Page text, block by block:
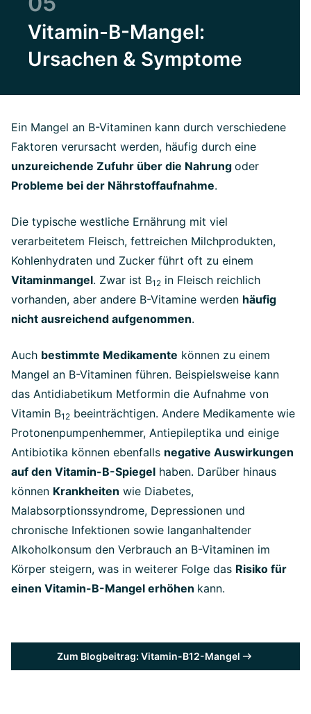
Vitamin-B-Mangel:
Ursachen & Symptome
Ein Mangel an B-Vitaminen kann durch verschiedene
Faktoren verursacht werden, häufig durch eine
unzureichende Zufuhr über die Nahrung oder
Probleme bei der Nährstoffaufnahme.
Die typische westliche Ernährung mit viel
verarbeitetem Fleisch, fettreichen Milchprodukten,
Kohlenhydraten und Zucker führt oft zu einem
Vitaminmangel. Zwar ist B12 in Fleisch reichlich
vorhanden, aber andere B-Vitamine werden häufig
nicht ausreichend aufgenommen.
Auch bestimmte Medikamente können zu einem
Mangel an B-Vitaminen führen. Beispielsweise kann
das Antidiabetikum Metformin die Aufnahme von
Vitamin B12 beeinträchtigen. Andere Medikamente wie
Protonenpumpenhemmer, Antiepileptika und einige
Antibiotika können ebenfalls negative Auswirkungen
auf den Vitamin-B-Spiegel haben. Darüber hinaus
können Krankheiten wie Diabetes,
Malabsorptionssyndrome, Depressionen und
chronische Infektionen sowie langanhaltender
Alkoholkonsum den Verbrauch an B-Vitaminen im
Körper steigern, was in weiterer Folge das Risiko für
einen Vitamin-B-Mangel erhöhen kann.
Zum Blogbeitrag: Vitamin-B12-Mangel